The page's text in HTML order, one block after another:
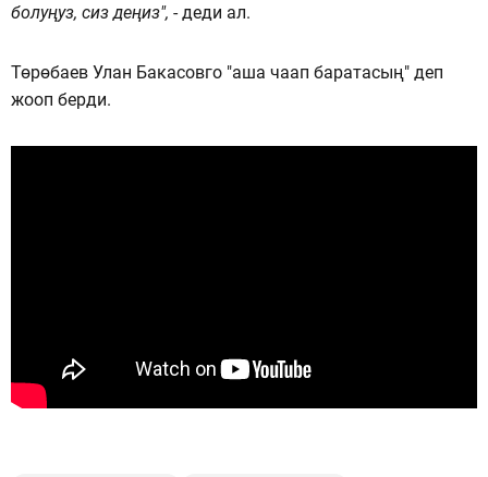
болуңуз, сиз деңиз", - деди ал.
Төрөбаев Улан Бакасовго "аша чаап баратасың" деп
жооп берди.